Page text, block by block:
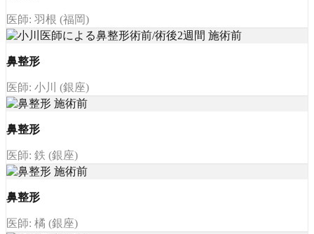
医師: 羽根 (福岡)
鼻整形
医師: 小川 (銀座)
鼻整形
医師: 鉄 (銀座)
鼻整形
医師: 橘 (銀座)